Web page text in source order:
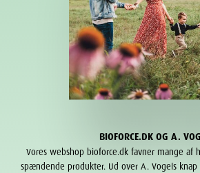
BIOFORCE.DK OG A.
Vores webshop bioforce.dk favner mange af
spændende produkter. Ud over A. Vogels